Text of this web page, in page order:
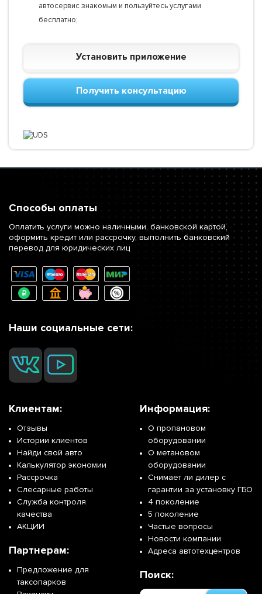
автосервис знакомым и пользуйтесь услугами
бесплатно;
Установить приложение
Получить консультацию
Способы оплаты
Оплатить услуги можно наличными, банковской картой,
оформить кредит или рассрочку, выполнить банковский
перевод для юридических лиц
Наши социальные сети:
Клиентам:
Отзывы
Истории клиентов
Найди свой авто
Калькулятор экономии
Рассрочка
Слесарные работы
Служба контроля
качества
АКЦИИ
Партнерам:
Предложение для
таксопарков
Информация:
О пропановом
оборудовании
О метановом
оборудовании
Снимает ли дилер с
гарантии за установку ГБО
4 поколение
5 поколение
Частые вопросы
Новости компании
Адреса автотехцентров
Поиск: